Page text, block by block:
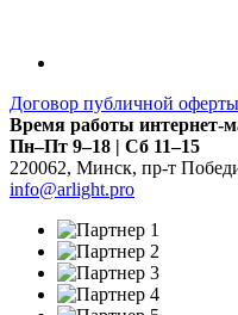
Договор публичной оферты
Время работы интернет-
Пн–Пт 9–18 | Сб 11–15
220062, Минск, пр-т
info@arlight.pro